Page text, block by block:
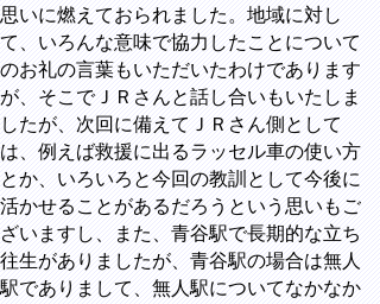
思いに燃えておられました。地域に対し
て、いろんな意味で協力したことについて
のお礼の言葉もいただいたわけであります
が、そこでＪＲさんと話し合いもいたしま
したが、次回に備えてＪＲさん側として
は、例えば救援に出るラッセル車の使い方
とか、いろいろと今回の教訓として今後に
活かせることがあるだろうという思いもご
ざいますし、また、青谷駅で長期的な立ち
往生がありましたが、青谷駅の場合は無人
駅でありまして、無人駅についてなかなか